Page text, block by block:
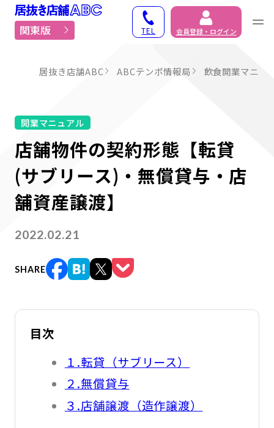
居抜き物件・貸店舗で
関東版 TEL 会員登録・ログイン
居抜き店舗ABC ABCテンポ情報局 飲食開業マニュ
開業マニュアル
店舗物件の契約形態【転貸
(サブリース)・無償貸与・店
舗資産譲渡】
2022.02.21
SHARE
目次
１.転貸（サブリース）
２.無償貸与
３.店舗譲渡（造作譲渡）